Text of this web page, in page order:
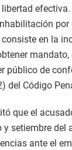
por
en la
mandato,
público de
del Código
que el
y setiembre del
ante el